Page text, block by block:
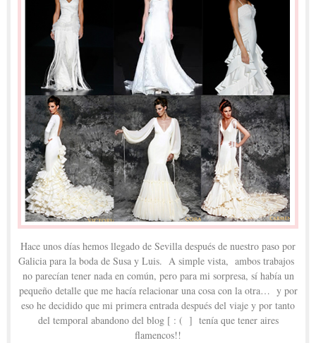
Hace unos días hemos llegado de Sevilla después de nuestro paso por
Galicia para la boda de Susa y Luis. A simple vista, ambos trabajos
no parecían tener nada en común, pero para mi sorpresa, sí había un
pequeño detalle que me hacía relacionar una cosa con la otra… y por
eso he decidido que mi primera entrada después del viaje y por tanto
del temporal abandono del blog [ : ( ] tenía que tener aires
flamencos!!